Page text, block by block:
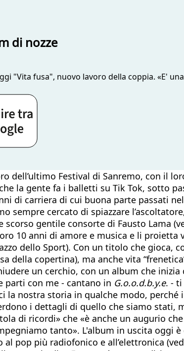
di nozze
"Vita fusa", nuovo lavoro della coppia. «E'
dell’ultimo Festival di Sanremo, con il
la gente fa i balletti su Tik Tok, sotto
di carriera di cui buona parte passati
sempre cercato di spiazzare
scorso gentile consorte di Fausto Lama
10 anni di amore e musica e li
dello Sport). Con un titolo che gioca,
della copertina), ma anche vita
un cerchio, con un album che
parti con me - cantano in G.o.o.d.b.y.e. - ti
la nostra storia in qualche modo,
i dettagli di quello che siamo stati,
di ricordi» che «è anche un augurio
tanto». L'album in uscita oggi
pop più radiofonico e all’elettronica